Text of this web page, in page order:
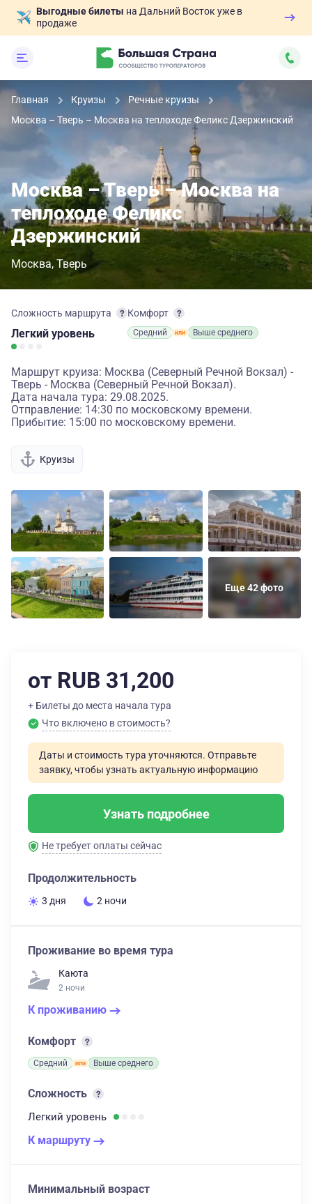
Выгодные билеты на Дальний Восток уже в
продаже
Главная Круизы
Речные круизы
Москва – Тверь – Москва на теплоходе Феликс Дзержинский
Москва – Тверь – Москва на
теплоходе Феликс
Дзержинский
Москва Тверь
Сложность маршрута
Легкий уровень
Комфорт
Средний Выше среднего
Маршрут круиза: Москва (Северный Речной Вокзал) -
Тверь - Москва (Северный Речной Вокзал).
Дата начала тура: 29.08.2025.
Отправление: 14:30 по московскому времени.
Прибытие: 15:00 по московскому времени.
Круизы
Еще 42 фото
от RUB 31,200
+ Билеты до места начала тура
Что включено в стоимость?
Даты и стоимость тура уточняются. Отправьте
заявку, чтобы узнать актуальную информацию
Узнать подробнее
Не требует оплаты сейчас
Продолжительность
3 дня 2 ночи
Проживание во время тура
Каюта
2 ночи
К проживанию
Комфорт
Средний Выше среднего
Сложность
Легкий уровень
К маршруту
Минимальный возраст